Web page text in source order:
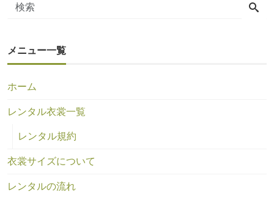
メニュー一覧
ホーム
レンタル衣裳一覧
レンタル規約
衣裳サイズについて
レンタルの流れ